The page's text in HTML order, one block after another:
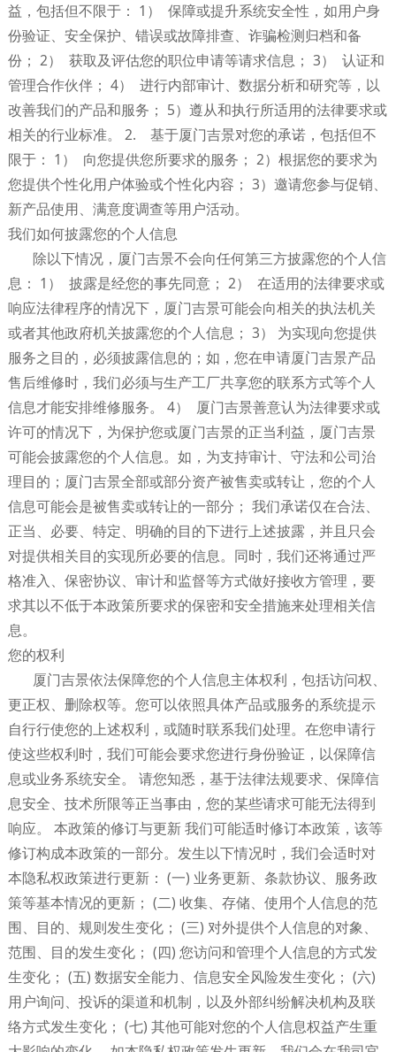
益，包括但不限于： 1） 保障或提升系统安全性，如用户身
份验证、安全保护、错误或故障排查、诈骗检测归档和备
份； 2） 获取及评估您的职位申请等请求信息； 3） 认证和
管理合作伙伴； 4） 进行内部审计、数据分析和研究等，以
改善我们的产品和服务； 5）遵从和执行所适用的法律要求或
相关的行业标准。 2. 基于厦门吉景对您的承诺，包括但不
限于： 1） 向您提供您所要求的服务； 2）根据您的要求为
您提供个性化用户体验或个性化内容； 3）邀请您参与促销、
新产品使用、满意度调查等用户活动。
我们如何披露您的个人信息
除以下情况，厦门吉景不会向任何第三方披露您的个人信
息： 1） 披露是经您的事先同意； 2） 在适用的法律要求或
响应法律程序的情况下，厦门吉景可能会向相关的执法机关
或者其他政府机关披露您的个人信息； 3） 为实现向您提供
服务之目的，必须披露信息的；如，您在申请厦门吉景产品
售后维修时，我们必须与生产工厂共享您的联系方式等个人
信息才能安排维修服务。 4） 厦门吉景善意认为法律要求或
许可的情况下，为保护您或厦门吉景的正当利益，厦门吉景
可能会披露您的个人信息。如，为支持审计、守法和公司治
理目的；厦门吉景全部或部分资产被售卖或转让，您的个人
信息可能会是被售卖或转让的一部分； 我们承诺仅在合法、
正当、必要、特定、明确的目的下进行上述披露，并且只会
对提供相关目的实现所必要的信息。同时，我们还将通过严
格准入、保密协议、审计和监督等方式做好接收方管理，要
求其以不低于本政策所要求的保密和安全措施来处理相关信
息。
您的权利
厦门吉景依法保障您的个人信息主体权利，包括访问权、
更正权、删除权等。您可以依照具体产品或服务的系统提示
自行行使您的上述权利，或随时联系我们处理。在您申请行
使这些权利时，我们可能会要求您进行身份验证，以保障信
息或业务系统安全。 请您知悉，基于法律法规要求、保障信
息安全、技术所限等正当事由，您的某些请求可能无法得到
响应。 本政策的修订与更新 我们可能适时修订本政策，该等
修订构成本政策的一部分。发生以下情况时，我们会适时对
本隐私权政策进行更新： (一) 业务更新、条款协议、服务政
策等基本情况的更新； (二) 收集、存储、使用个人信息的范
围、目的、规则发生变化； (三) 对外提供个人信息的对象、
范围、目的发生变化； (四) 您访问和管理个人信息的方式发
生变化； (五) 数据安全能力、信息安全风险发生变化； (六)
用户询问、投诉的渠道和机制，以及外部纠纷解决机构及联
络方式发生变化； (七) 其他可能对您的个人信息权益产生重